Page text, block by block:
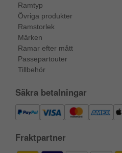
Ramtyp
Övriga produkter
Ramstorlek
Märken
Ramar efter mått
Passepartouter
Tillbehör
Säkra betalningar
Fraktpartner